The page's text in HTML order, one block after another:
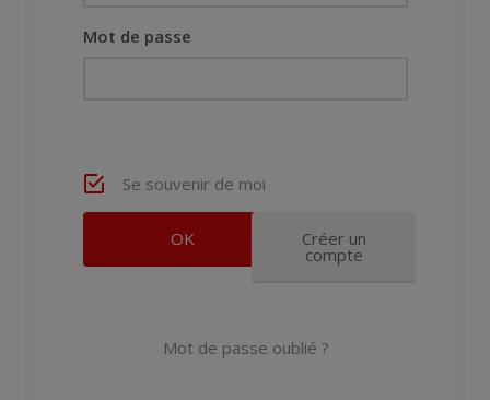
Mot de passe
Se souvenir de moi
Créer un
compte
Mot de passe oublié ?